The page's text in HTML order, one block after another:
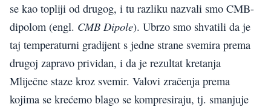
se kao topliji od drugog, i tu razliku nazvali smo CMB-
dipolom (engl. CMB Dipole). Ubrzo smo shvatili da je
taj temperaturni gradijent s jedne strane svemira prema
drugoj zapravo prividan, i da je rezultat kretanja
Mliječne staze kroz svemir. Valovi zračenja prema
kojima se krećemo blago se kompresiraju, tj. smanjuje